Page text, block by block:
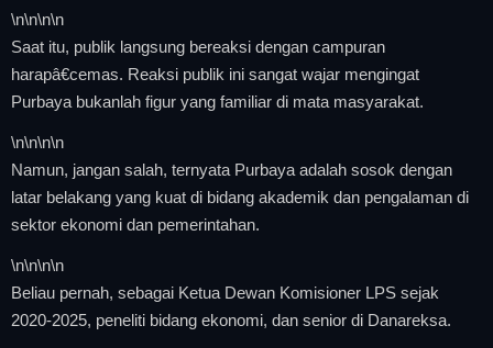
\n\n\n\n
Saat itu, publik langsung bereaksi dengan campuran
harapâ€cemas. Reaksi publik ini sangat wajar mengingat
Purbaya bukanlah figur yang familiar di mata masyarakat.
\n\n\n\n
Namun, jangan salah, ternyata Purbaya adalah sosok dengan
latar belakang yang kuat di bidang akademik dan pengalaman di
sektor ekonomi dan pemerintahan.
\n\n\n\n
Beliau pernah, sebagai Ketua Dewan Komisioner LPS sejak
2020-2025, peneliti bidang ekonomi, dan senior di Danareksa.